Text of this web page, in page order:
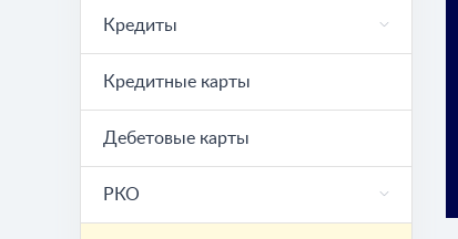
Кредиты
Кредитные карты
Дебетовые карты
РКО